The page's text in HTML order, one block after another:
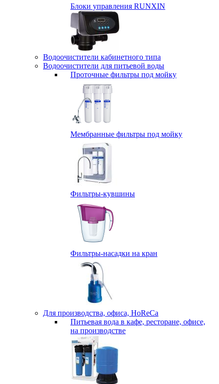
Блоки управления RUNXIN
Водоочистители кабинетного типа
Водоочистители для питьевой воды
Проточные фильтры под мойку
Мембранные фильтры под мойку
Фильтры-кувшины
Фильтры-насадки на кран
Для производства, офиса, HoReCa
Питьевая вода в кафе, ресторане, офисе,
на производстве